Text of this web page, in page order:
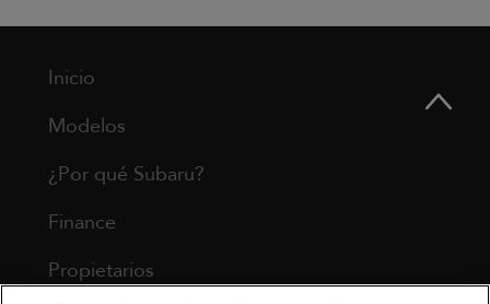
Inicio
Modelos
¿Por qué Subaru?
Finance
Propietarios